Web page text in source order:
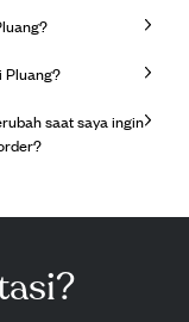
Pluang?
saat saya ingin